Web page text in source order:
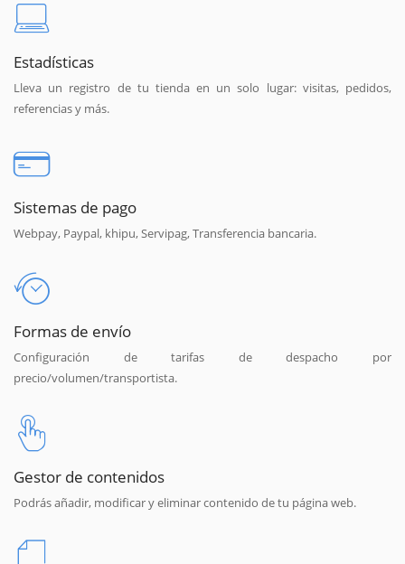
Estadísticas
Lleva un registro de tu tienda en un solo lugar: visitas, pedidos,
referencias y más.
Sistemas de pago
Webpay, Paypal, khipu, Servipag, Transferencia bancaria.
Formas de envío
Configuración de tarifas de despacho por
precio/volumen/transportista.
Gestor de contenidos
Podrás añadir, modificar y eliminar contenido de tu página web.